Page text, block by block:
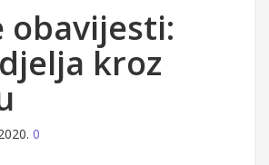
obavijesti:
kroz
0